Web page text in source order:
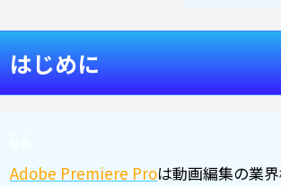
はじめに
Adobe Premiere Proは動画編集の業